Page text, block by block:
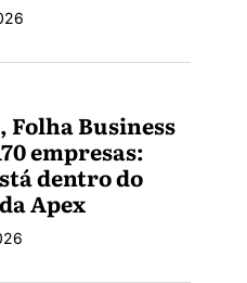
Folha Business
empresas:
dentro do
Apex